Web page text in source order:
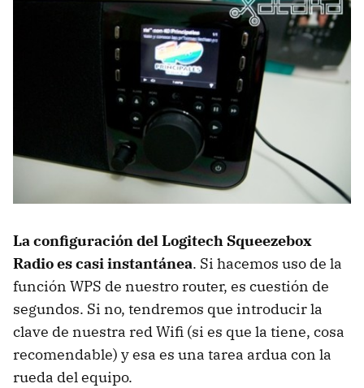
La configuración del Logitech Squeezebox
Radio es casi instantánea. Si hacemos uso de la
función WPS de nuestro router, es cuestión de
segundos. Si no, tendremos que introducir la
clave de nuestra red Wifi (si es que la tiene, cosa
recomendable) y esa es una tarea ardua con la
rueda del equipo.